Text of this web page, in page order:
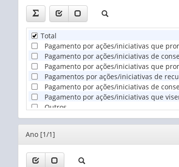
Total
Pagamento por ações/iniciativas que
Pagamento por ações/iniciativas de
Pagamento por ações/iniciativas que
Pagamentos por ações/iniciativas de
Pagamento por ações/iniciativas de
Pagamento por ações/iniciativas que
Outros
Editor
Ano [1/1]